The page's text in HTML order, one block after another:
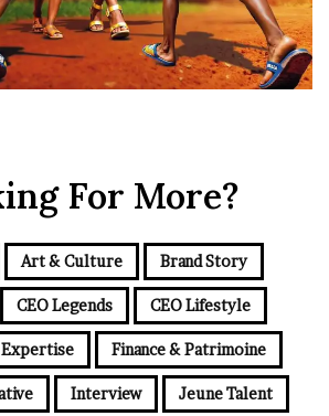
For More?
Art & Culture Brand Story
CEO Legends CEO Lifestyle
Expertise Finance & Patrimoine
Interview Jeune Talent